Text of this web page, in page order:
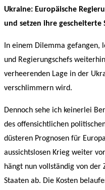
Ukraine: Europäische
und setzen ihre
In einem Dilemma gefangen,
und Regierungschefs
verheerenden Lage in der
verschlimmern wird.
Dennoch sehe ich keinerlei
des offensichtlichen
düsteren Prognosen für
aussichtslosen Krieg weiter
hängt nun vollständig von der
Staaten ab. Die Kosten